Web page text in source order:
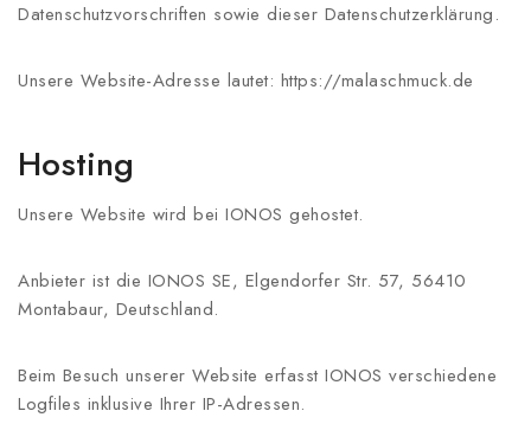
Datenschutzvorschriften sowie dieser Datenschutzerklärung.
Unsere Website-Adresse lautet: https://malaschmuck.de
Hosting
Unsere Website wird bei IONOS gehostet.
Anbieter ist die IONOS SE, Elgendorfer Str. 57, 56410
Montabaur, Deutschland.
Beim Besuch unserer Website erfasst IONOS verschiedene
Logfiles inklusive Ihrer IP-Adressen.